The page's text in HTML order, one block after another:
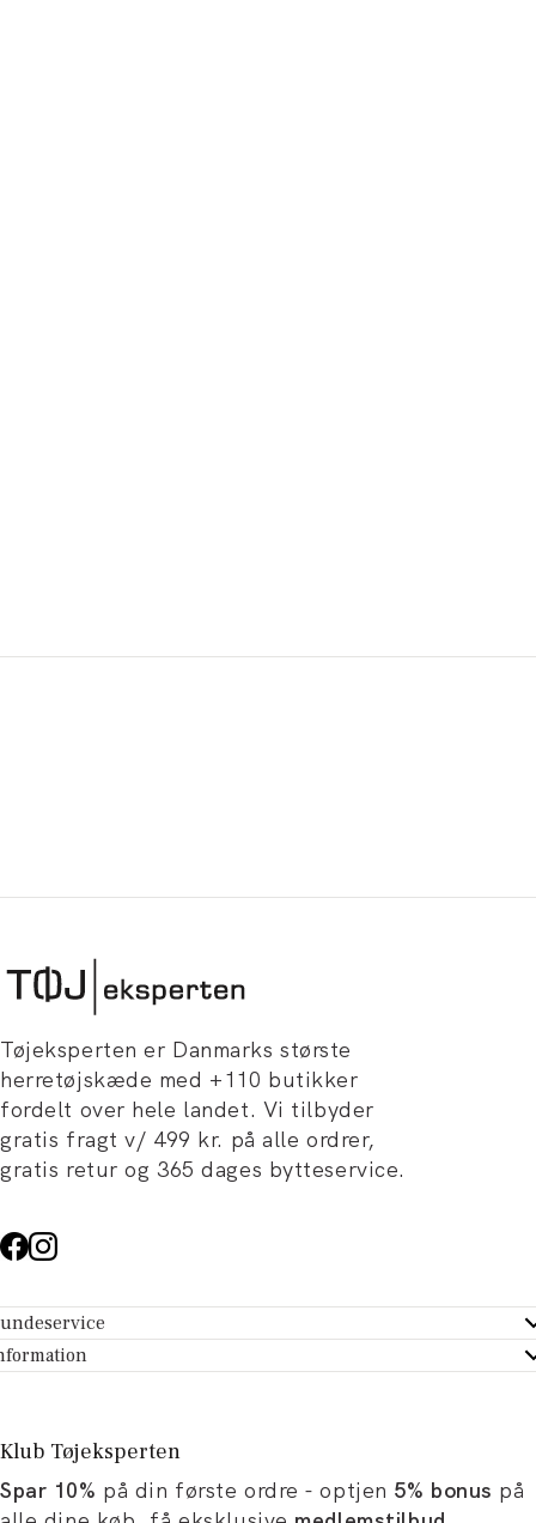
Tøjeksperten er Danmarks største
herretøjskæde med +110 butikker
fordelt over hele landet. Vi tilbyder
gratis fragt v/ 499 kr. på alle ordrer,
gratis retur og 365 dages bytteservice.
- Hjælpecenter
dit køb
Tøjeksperten
og artikler
Klub Tøjeksperten
Spar 10% på din første ordre - optjen 5% bonus på